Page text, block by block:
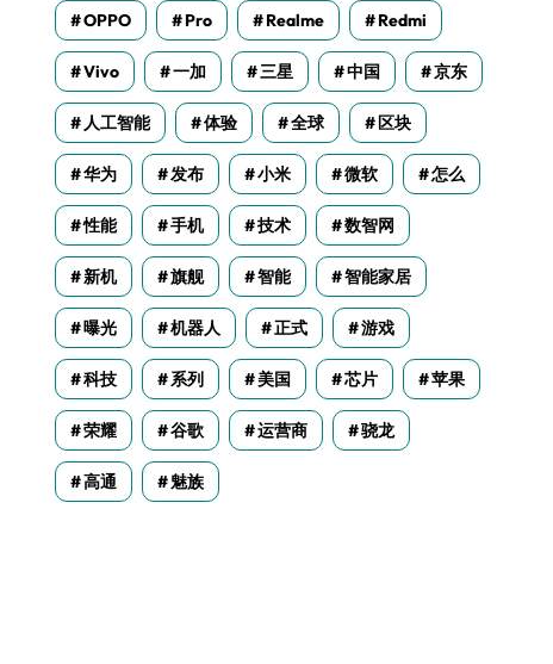
OPPO Pro Realme Redmi
Vivo 一加 三星 中国 京东
人工智能 体验 全球 区块
华为 发布 小米 微软 怎么
性能 手机 技术 数智网
新机 旗舰 智能 智能家居
曝光 机器人 正式 游戏
科技 系列 美国 芯片 苹果
荣耀 谷歌 运营商 骁龙
高通 魅族